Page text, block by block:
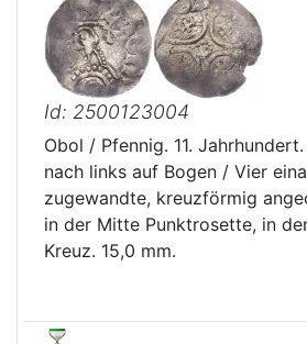
Id: 2500123004
Obol / Pfennig. 11.
nach links auf Bogen / Vier
zugewandte, kreuzförmig
in der Mitte Punktrosette, in
Kreuz. 15,0 mm.